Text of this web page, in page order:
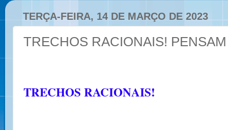
TERÇA-FEIRA, 14 DE MARÇO DE 2023
TRECHOS RACIONAIS!
TRECHOS RACIONAIS!